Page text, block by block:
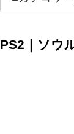
PS2｜ソウ